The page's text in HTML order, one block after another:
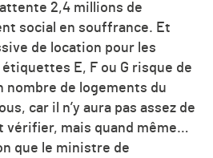
2,4 millions de
social en souffrance. Et
de location pour les
E, F ou G risque de
de logements du
car il n’y aura pas assez de
vérifier, mais quand même…
que le ministre de